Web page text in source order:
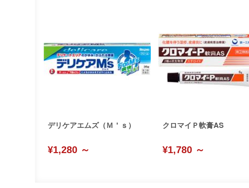
デリケアエムズ（Ｍ＇ｓ）
¥1,280 ～
クロマイＰ軟膏AS
¥1,780 ～